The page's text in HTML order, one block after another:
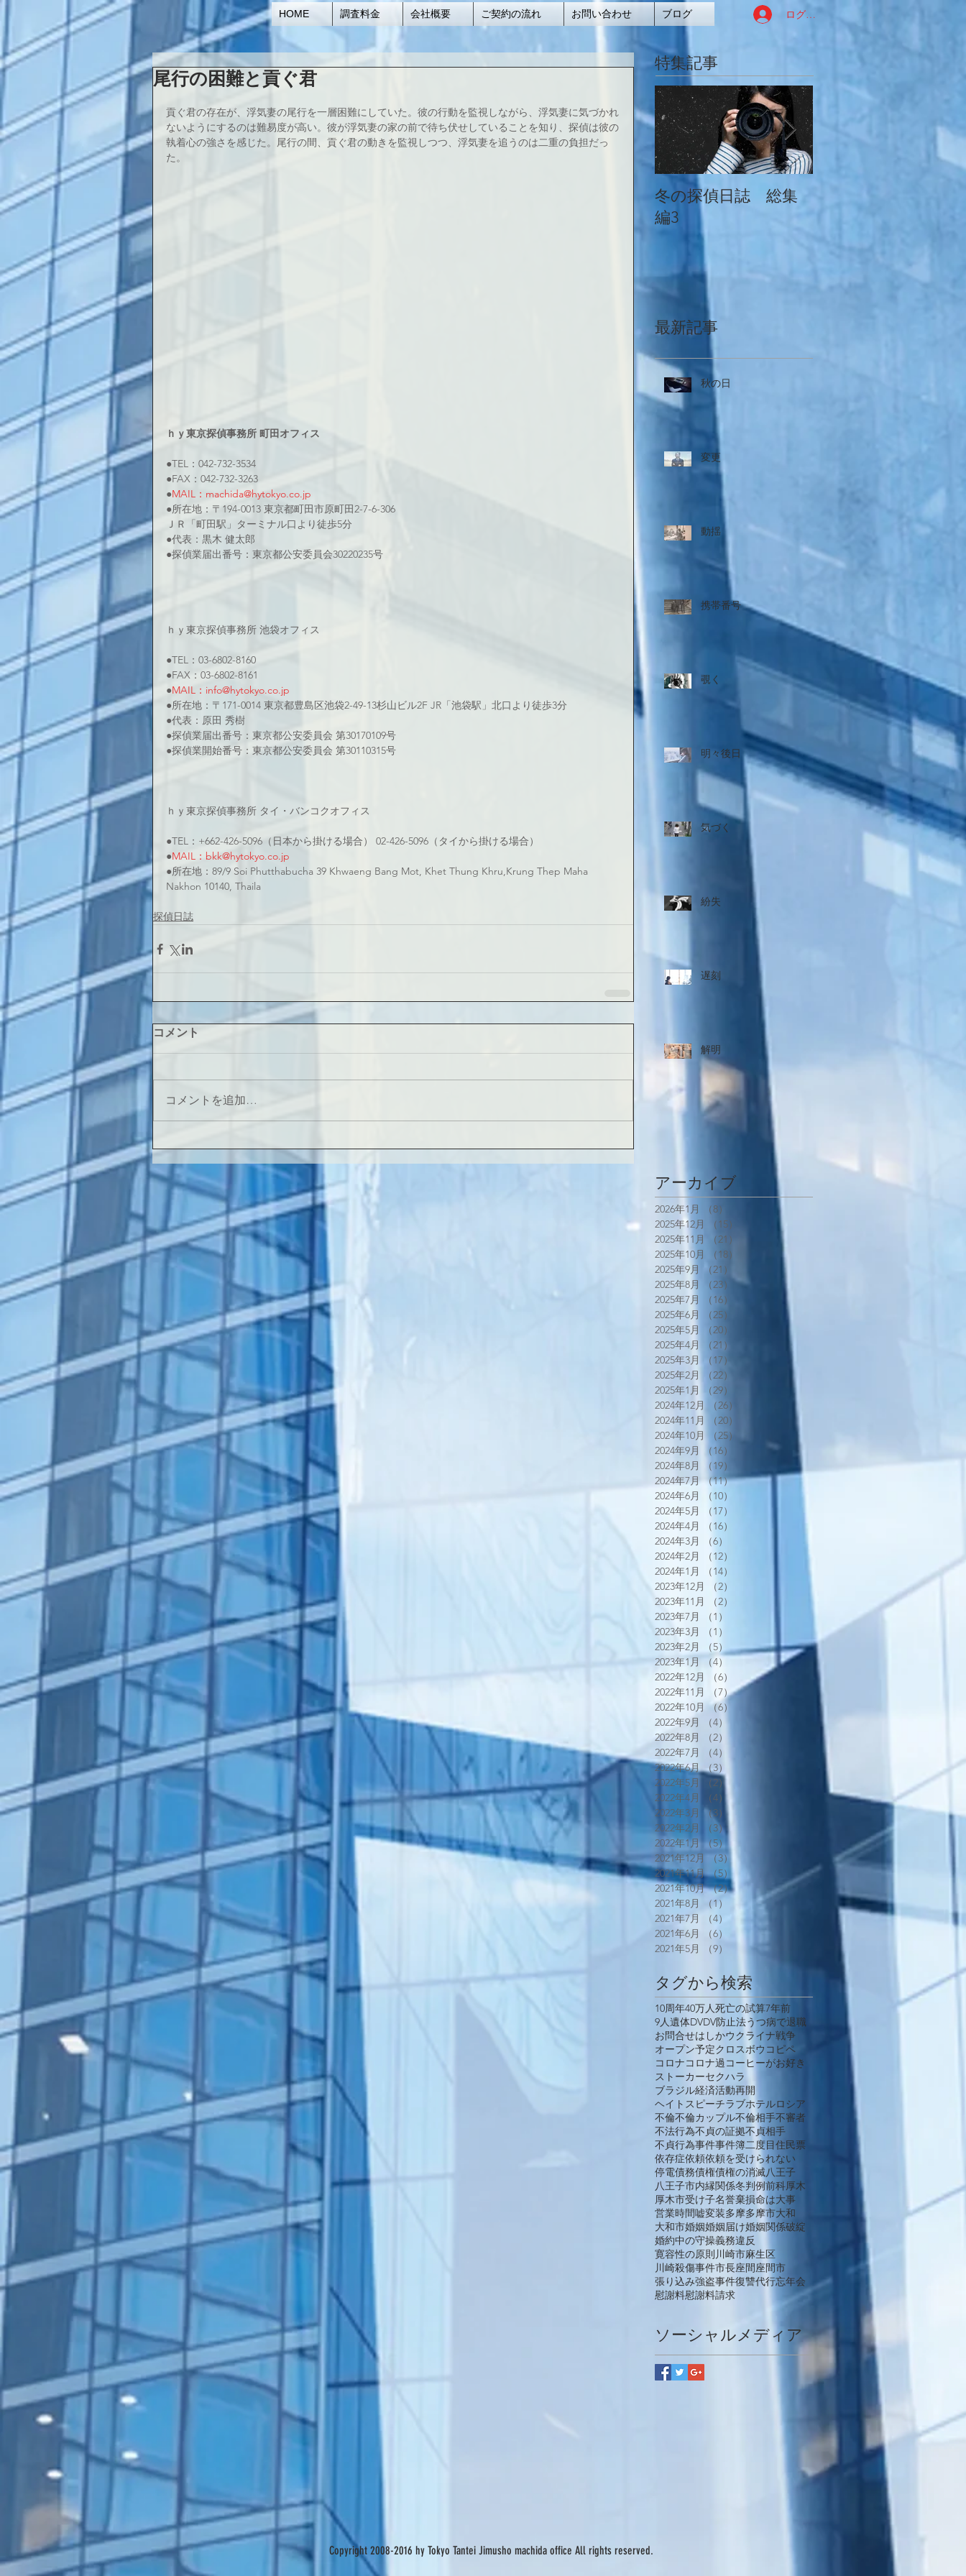
HOME 調査料金 会社概要 ご契約の流れ お問い合わせ ブログ ログイン
尾行の困難と貢ぐ君
貢ぐ君の存在が、浮気妻の尾行を一層困難にしていた。彼の行動を監視しながら、浮気妻に気づかれ
ないようにするのは難易度が高い。彼が浮気妻の家の前で待ち伏せしていることを知り、探偵は彼の
執着心の強さを感じた。尾行の間、貢ぐ君の動きを監視しつつ、浮気妻を追うのは二重の負担だっ
た。
ｈｙ東京探偵事務所 町田オフィス
●TEL：042-732-3534
●FAX：042-732-3263
●MAIL：machida@hytokyo.co.jp
●所在地：〒194-0013 東京都町田市原町田2-7-6-306
ＪＲ「町田駅」ターミナル口より徒歩5分
●代表：黒木 健太郎
●探偵業届出番号：東京都公安委員会30220235号
ｈｙ東京探偵事務所 池袋オフィス
●TEL：03-6802-8160
●FAX：03-6802-8161
●MAIL：info@hytokyo.co.jp
●所在地：〒171-0014 東京都豊島区池袋2-49-13杉山ビル2F JR「池袋駅」北口より徒歩3分
●代表：原田 秀樹
●探偵業届出番号：東京都公安委員会 第30170109号
●探偵業開始番号：東京都公安委員会 第30110315号
ｈｙ東京探偵事務所 タイ・バンコクオフィス
●TEL：+662-426-5096（日本から掛ける場合） 02-426-5096（タイから掛ける場合）
●MAIL：bkk@hytokyo.co.jp
●所在地：89/9 Soi Phutthabucha 39 Khwaeng Bang Mot, Khet Thung Khru,Krung Thep Maha
Nakhon 10140, Thaila
探偵日誌
コメント
コメントを追加…
特集記事
冬の探偵日誌 総集
編3
最新記事
秋の日
変更
動揺
携帯番号
覗く
明々後日
気づく
紛失
遅刻
解明
アーカイブ
2026年1月 （8）
2025年12月
（15）
15件の記事
2025年11月
（21）
21件の記事
2025年10月
（18）
18件の記事
2025年9月
（21）
2025年8月
（23）
23件の記事
2025年7月
（16）
2025年6月
（25）
2025年5月
（20）
2025年4月
（21）
2025年3月
（17）
2025年2月
（22）
2025年1月
（29）
2024年12月
（26）
2024年11月
（20）
2024年10月
（25）
2024年9月
（16）
16件の記事
2024年8月
（19）
2024年7月 （11）11件の記事
2024年6月
（10）
2024年5月
（17）
2024年4月
（16）
2024年3月
（6）
2024年2月
（12）
2024年1月
（14）
2023年12月
（2）
2023年11月
（2）
2023年7月
（1）
2023年3月
（1）
2023年2月
（5）
5件の記事
2023年1月 （4）
2022年12月
（6）
6件の記事
2022年11月
（7）7件の記事
2022年10月 （6）
2022年9月
（4）
2022年8月
（2）
2022年7月
（4）
2022年6月 （3）
2022年5月
（2）
2022年4月
（4） 4件の記事
2022年3月 （3）3件の記事
2022年2月
（3）
2022年1月 （5）
2021年12月
（3）
2021年11月 （5）
2021年10月 （2）2件の記事
2021年8月
（1）
1件の記事
2021年7月
（4）
2021年6月
（6）
6件の記事
2021年5月
（9） 9件の記事
タグから検索
10周年40万人死亡の試算7年前
9人遺体DVDV防止法うつ病で退職
お問合せはしかウクライナ戦争
オープン予定クロスボウ コピペ
コロナコロナ過コーヒーがお好き
ストーカーセクハラ
ブラジル経済活動再開
ヘイトスピーチラブホテルロシア
不倫不倫カップル不倫相手不審者
不法行為不貞の証拠不貞相手
不貞行為事件事件簿二度目住民票
依存症依頼依頼を受けられない
停電債務債権債権の消滅八王子
八王子市内縁関係冬判例前科厚木
厚木市受け子名誉棄損命は大事
営業時間嘘変装多摩多摩市大和
大和市婚姻婚姻届け婚姻関係破綻
婚約中の守操義務違反
寛容性の原則川崎市麻生区
川崎殺傷事件市長座間座間市
張り込み強盗事件復讐代行忘年会
慰謝料慰謝料請求
ソーシャルメディア
Copyright 2008-2016 hy Tokyo Tantei Jimusho machida office All rights reserved.